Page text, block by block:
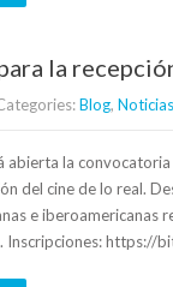
la
Categories:Blog, Noticias
abierta la
del cine de lo real.
e iberoamericanas
Inscripciones: https://